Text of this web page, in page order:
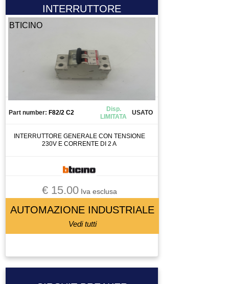
PROLUNGA
PULEGGIA
PULSANTE
QUADRO ELETTRICO
RACCODO
RAVVIVATORE
REGOLATORE DI FLUSSO
REGOLATORE DI PRESSIONE
RESISTENZA DI FRENATURA
RICAMBIO
RIGA OTTICA
ROBOT PALLETTIZATORE
INTERRUTTORE
BTICINO
Part number: F82/2 C2
Disp.
LIMITATA
USATO
INTERRUTTORE GENERALE CON TENSIONE
230V E CORRENTE DI 2 A
€ 15.00Iva esclusa
AUTOMAZIONE INDUSTRIALE
Vedi tutti